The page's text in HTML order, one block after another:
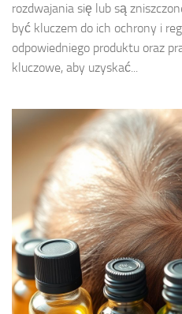
rozdwajania się lub są
być kluczem do ich ochrony i
odpowiedniego produktu oraz
kluczowe, aby uzyskać...